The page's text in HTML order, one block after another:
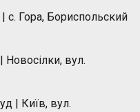
с. Гора, Бориспольский
Новосілки, вул.
| Київ, вул.